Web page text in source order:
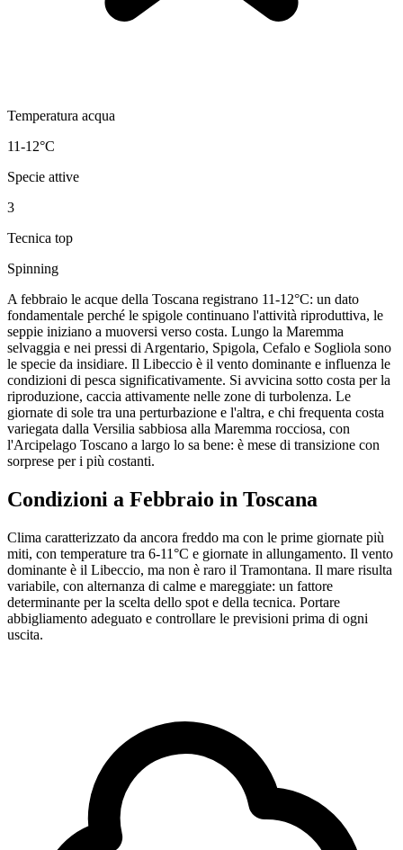
Temperatura acqua
11-12°C
Specie attive
3
Tecnica top
Spinning
A febbraio le acque della Toscana registrano 11-12°C: un dato
fondamentale perché le spigole continuano l'attività riproduttiva, le
seppie iniziano a muoversi verso costa. Lungo la Maremma
selvaggia e nei pressi di Argentario, Spigola, Cefalo e Sogliola sono
le specie da insidiare. Il Libeccio è il vento dominante e influenza le
condizioni di pesca significativamente. Si avvicina sotto costa per la
riproduzione, caccia attivamente nelle zone di turbolenza. Le
giornate di sole tra una perturbazione e l'altra, e chi frequenta costa
variegata dalla Versilia sabbiosa alla Maremma rocciosa, con
l'Arcipelago Toscano a largo lo sa bene: è mese di transizione con
sorprese per i più costanti.
Condizioni a Febbraio in Toscana
Clima caratterizzato da ancora freddo ma con le prime giornate più
miti, con temperature tra 6-11°C e giornate in allungamento. Il vento
dominante è il Libeccio, ma non è raro il Tramontana. Il mare risulta
variabile, con alternanza di calme e mareggiate: un fattore
determinante per la scelta dello spot e della tecnica. Portare
abbigliamento adeguato e controllare le previsioni prima di ogni
uscita.